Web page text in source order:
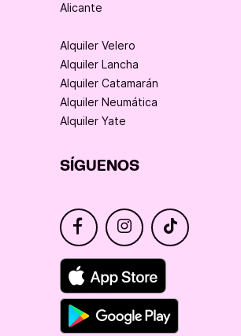
Alicante
Alquiler Velero
Alquiler Lancha
Alquiler Catamarán
Alquiler Neumática
Alquiler Yate
SÍGUENOS